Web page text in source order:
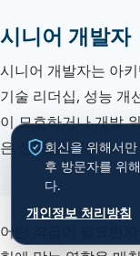
시니어 개발자
시니어 개발자는 아
기술 리더십, 성능 개
이 모호하거나 개발
은 선택입니다.
어떤 직급이 필요한
회신을 위해서
후 방문자를 위
다.
개인정보 처리방침